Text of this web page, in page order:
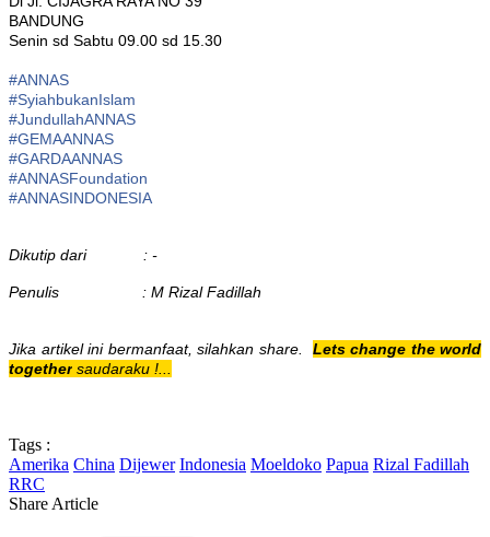
BANDUNG
Senin sd Sabtu 09.00 sd 15.30
#ANNAS
#SyiahbukanIslam
#JundullahANNAS
#GEMAANNAS
#GARDAANNAS
#ANNASFoundation
#ANNASINDONESIA
Dikutip dari : -
Penulis : M Rizal Fadillah
Jika artikel ini bermanfaat, silahkan share. Lets change the world
together saudaraku !...
Tags :
Amerika China Dijewer Indonesia Moeldoko Papua Rizal Fadillah
RRC
Share Article